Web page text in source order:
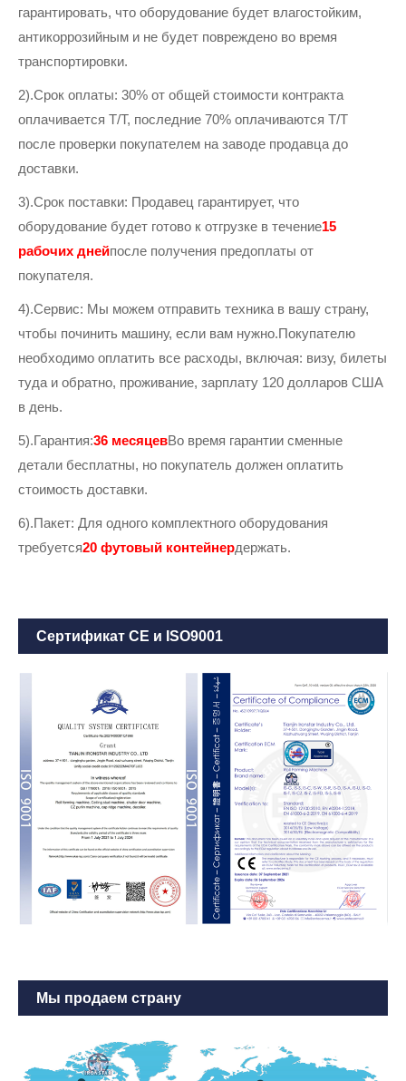
гарантировать, что оборудование будет влагостойким,
антикоррозийным и не будет повреждено во время
транспортировки.
2).Срок оплаты: 30% от общей стоимости контракта
оплачивается T/T, последние 70% оплачиваются T/T
после проверки покупателем на заводе продавца до
доставки.
3).Срок поставки: Продавец гарантирует, что
оборудование будет готово к отгрузке в течение15
рабочих днейпосле получения предоплаты от
покупателя.
4).Сервис: Мы можем отправить техника в вашу страну,
чтобы починить машину, если вам нужно.Покупателю
необходимо оплатить все расходы, включая: визу, билеты
туда и обратно, проживание, зарплату 120 долларов США
в день.
5).Гарантия:36 месяцевВо время гарантии сменные
детали бесплатны, но покупатель должен оплатить
стоимость доставки.
6).Пакет: Для одного комплектного оборудования
требуется20 футовый контейнердержать.
Сертификат CE и ISO9001
Мы продаем страну